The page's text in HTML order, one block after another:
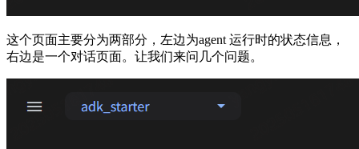
这个页面主要分为两部分，左边为agent 运行时的状态信息，
右边是一个对话页面。让我们来问几个问题。